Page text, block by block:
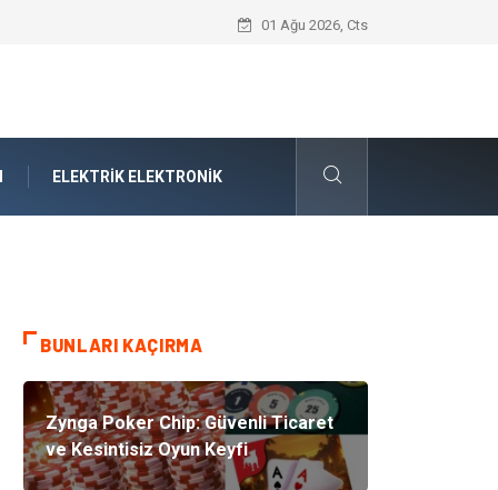
Boşanma ve Aile Hukuku Işığında
01 Ağu 2026, Cts
ELEKTRIK ELEKTRONIK
BUNLARI KAÇIRMA
Zynga Poker Chip: Güvenli Ticaret
ve Kesintisiz Oyun Keyfi